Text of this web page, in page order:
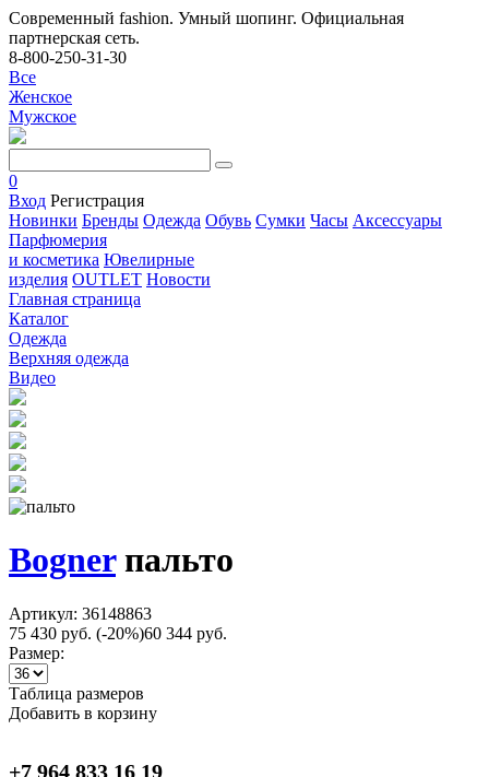
Современный fashion. Умный шопинг. Официальная
партнерская сеть.
8-800-250-31-30
Все
Женское
Мужское
0
Вход Регистрация
Новинки Бренды Одежда Обувь Сумки Часы Аксессуары
Парфюмерия
и косметика Ювелирные
изделия OUTLET Новости
Главная страница
Каталог
Одежда
Верхняя одежда
Видео
Bognerпальто
Артикул: 36148863
75 430 руб. (-20%)60 344 руб.
Размер:
Таблица размеров
Добавить в корзину
+7 964 833 16 19